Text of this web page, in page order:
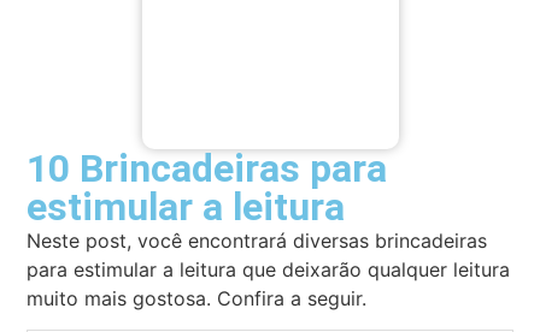
10 Brincadeiras para
estimular a leitura
Neste post, você encontrará diversas brincadeiras
para estimular a leitura que deixarão qualquer leitura
muito mais gostosa. Confira a seguir.